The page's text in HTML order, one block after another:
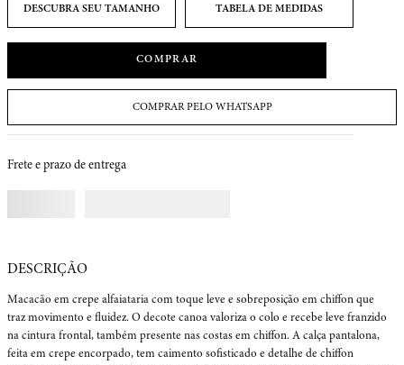
TABELA DE MEDIDAS
COMPRAR
COMPRAR PELO WHATSAPP
Frete e prazo de entrega
Macacão em crepe alfaiataria com toque leve e sobreposição em chiffon que
traz movimento e fluidez. O decote canoa valoriza o colo e recebe leve franzido
na cintura frontal, também presente nas costas em chiffon. A calça pantalona,
feita em crepe encorpado, tem caimento sofisticado e detalhe de chiffon